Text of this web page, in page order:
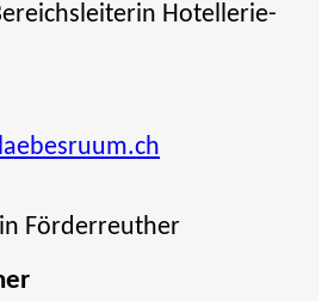
Hotellerie-